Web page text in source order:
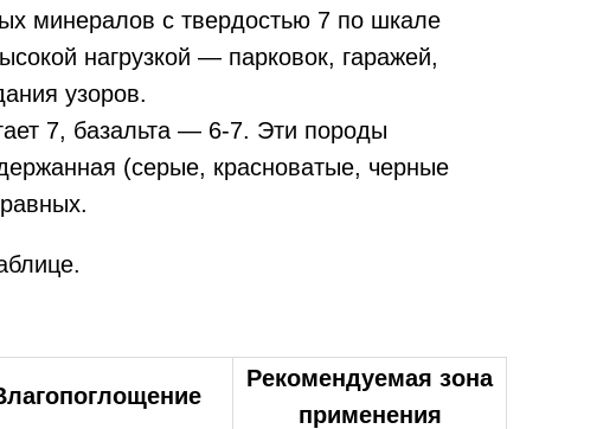
минералов с твердостью 7 по шкале
нагрузкой — парковок, гаражей,
узоров.
7, базальта — 6-7. Эти породы
(серые, красноватые, черные
Рекомендуемая зона
применения